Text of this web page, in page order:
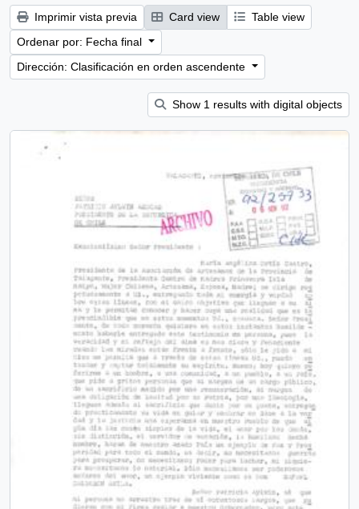
Imprimir vista previa Card view
Table view
Ordenar por: Fecha final
Dirección: Clasificación en orden ascendente
Show 1 results with digital objects